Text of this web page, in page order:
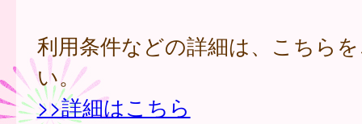
利用条件などの詳細は、こちら
い。
>>詳細はこちら